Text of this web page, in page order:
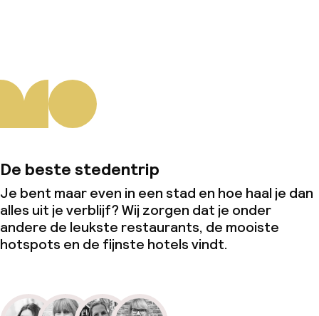
De beste stedentrip
Je bent maar even in een stad en hoe haal je dan
alles uit je verblijf? Wij zorgen dat je onder
andere de leukste restaurants, de mooiste
hotspots en de fijnste hotels vindt.